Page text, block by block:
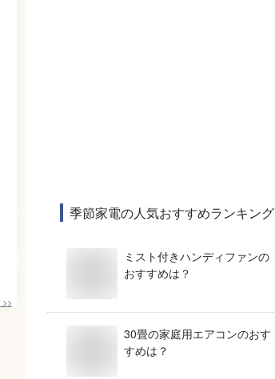
>>
季節家電の人気おすすめランキング
ミスト付きハンディファンの
おすすめは？
30畳の家庭用エアコンのおす
すめは？